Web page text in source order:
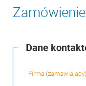
Dane
Firma